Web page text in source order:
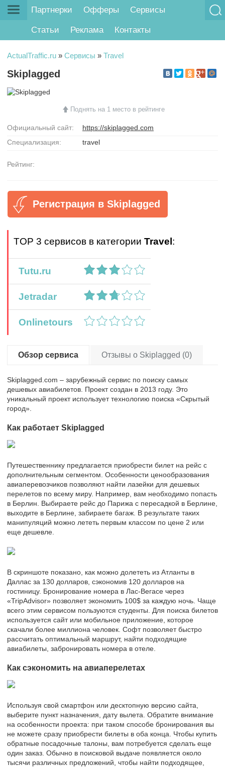
Партнерки Офферы Сервисы
Статьи Реклама Контакты
ActualTraffic.ru » Сервисы » Travel
Skiplagged
Поднять на 1 место в рейтинге
Официальный сайт:
https://skiplagged.com
Специализация:
travel
Рейтинг:
Регистрация в Skiplagged
TOP 3 сервисов в категории Travel:
Tutu.ru
Jetradar
Onlinetours
Обзор сервиса Отзывы о Skiplagged (0)
Skiplagged.com – зарубежный сервис по поиску самых
дешевых авиабилетов. Проект создан в 2013 году. Это
уникальный проект использует технологию поиска «Скрытый
город».
Как работает Skiplagged
Путешественнику предлагается приобрести билет на рейс с
дополнительным сегментом. Особенности ценообразования
авиаперевозчиков позволяют найти лазейки для дешевых
перелетов по всему миру. Например, вам необходимо попасть
в Берлин. Выбираете рейс до Парижа с пересадкой в Берлине,
выходите в Берлине, забираете багаж. В результате таких
манипуляций можно лететь первым классом по цене 2 или
еще дешевле.
В скриншоте показано, как можно долететь из Атланты в
Даллас за 130 долларов, сэкономив 120 долларов на
гостиницу. Бронирование номера в Лас-Вегасе через
«TripAdvisor» позволяет экономить 100$ за каждую ночь. Чаще
всего этим сервисом пользуются студенты. Для поиска билетов
используется сайт или мобильное приложение, которое
скачали более миллиона человек. Софт позволяет быстро
рассчитать оптимальный маршрут, найти подходящие
авиабилеты, забронировать номера в отеле.
Как сэкономить на авиаперелетах
Используя свой смартфон или десктопную версию сайта,
выберите пункт назначения, дату вылета. Обратите внимание
на особенности проекта: при таком способе бронирования вы
не можете сразу приобрести билеты в оба конца. Чтобы купить
обратные посадочные талоны, вам потребуется сделать еще
один заказ. Обычно в поисковой выдаче появляется около
тысячи различных предложений, чтобы найти подходящее,